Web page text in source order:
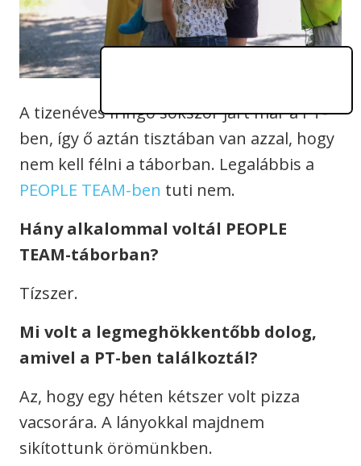
A tizenéves Iringó sokszor járt már a PT-
ben, így ő aztán tisztában van azzal, hogy
nem kell félni a táborban. Legalábbis a
PEOPLE TEAM-ben tuti nem.
Hány alkalommal voltál PEOPLE
TEAM-táborban?
Tízszer.
Mi volt a legmeghökkentőbb dolog,
amivel a PT-ben találkoztál?
Az, hogy egy héten kétszer volt pizza
vacsorára. A lányokkal majdnem
sikítottunk örömünkben.